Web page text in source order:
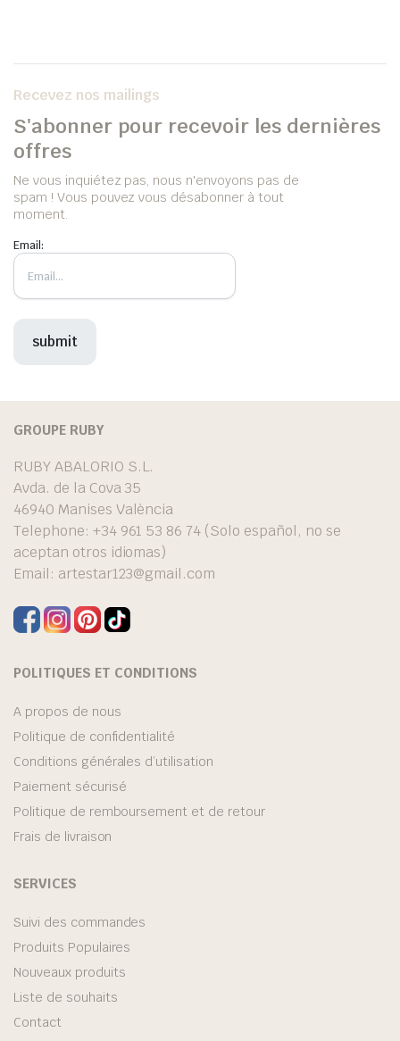
Recevez nos mailings
S'abonner pour recevoir les dernières
offres
Ne vous inquiétez pas, nous n'envoyons pas de
spam ! Vous pouvez vous désabonner à tout
moment.
Email:
GROUPE RUBY
RUBY ABALORIO S.L.
Avda. de la Cova 35
46940 Manises València
Telephone: +34 961 53 86 74 (Solo español, no se
aceptan otros idiomas)
Email: artestar123@gmail.com
POLITIQUES ET CONDITIONS
A propos de nous
Politique de confidentialité
Conditions générales d’utilisation
Paiement sécurisé
Politique de remboursement et de retour
Frais de livraison
SERVICES
Suivi des commandes
Produits Populaires
Nouveaux produits
Liste de souhaits
Contact